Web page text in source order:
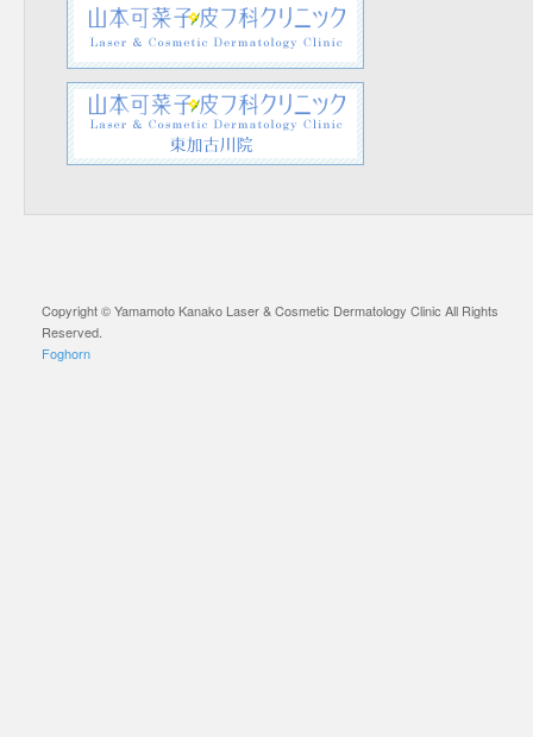
Copyright © Yamamoto Kanako Laser & Cosmetic Dermatology Clinic All Rights
Reserved.
Foghorn